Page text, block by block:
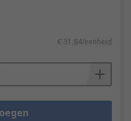
€ 31,84/eenheid